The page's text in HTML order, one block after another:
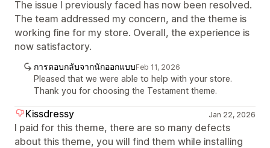
The issue I previously faced has now been resolved.
The team addressed my concern, and the theme is
working fine for my store. Overall, the experience is
now satisfactory.
การตอบกลับจากนักออกแบบFeb 11, 2026
Pleased that we were able to help with your store.
Thank you for choosing the Testament theme.
Kissdressy Jan 22, 2026
I paid for this theme, there are so many defects
about this theme, you will find them while installing